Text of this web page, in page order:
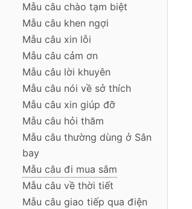
Mẫu câu chào tạm biệt
Mẫu câu khen ngợi
Mẫu câu xin lỗi
Mẫu câu cảm ơn
Mẫu câu lời khuyên
Mẫu câu nói về sở thích
Mẫu câu xin giúp đỡ
Mẫu câu hỏi thăm
Mẫu câu thường dùng ở Sân
bay
Mẫu câu đi mua sắm
Mẫu câu về thời tiết
Mẫu câu giao tiếp qua điện